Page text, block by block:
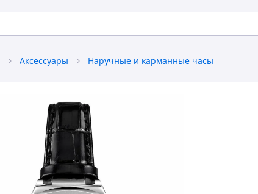
Аксессуары Наручные и карманные часы